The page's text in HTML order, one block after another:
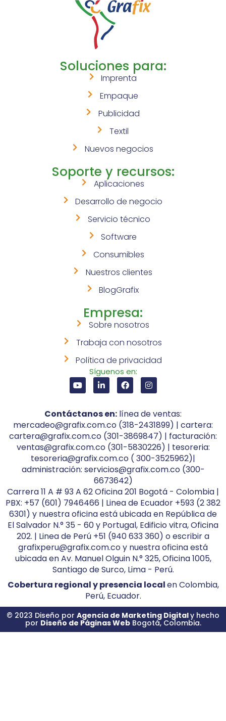
Soluciones para:
Imprenta
Empaque
Publicidad
Textil
Nuevos negocios
Soporte y recursos:
Aplicaciones
Desarrollo de negocio
Servicio técnico
Software
Consumibles
Nuestros clientes
BlogGrafix
Empresa:
Sobre nosotros
Trabaja con nosotros
Política de privacidad
Síguenos en:
Contáctanos en: línea de ventas:
mercadeo@grafix.com.co (318-2431899) | cartera:
cartera@grafix.com.co (301-3869847) | facturación:
ventas@grafix.com.co (301-5830226) | tesoreria:
tesoreria@grafix.com.co ( 300-3525962)|
administración: servicios@grafix.com.co (300-
6673642)
Carrera 11 A # 93 A 62 Oficina 201 Bogotá - Colombia |
PBX: +57 (601) 7946466 | Linea de Ecuador +593 (2 382
6301) y nuestra oficina está ubicada en República de
El Salvador N.° 35 - 60 y Portugal, Edificio vitra, Oficina
202. | Linea de Perú +51 (940 633 360) o escribir a
grafixperu@grafix.com.co y nuestra oficina está
ubicada en Av. Manuel Olguin N.° 325, Oficina 1005,
Santiago de Surco, Lima - Perú.
Cobertura regional y presencia localen Colombia,
Perú, Ecuador.
© 2023 Diseño por Agencia de Marketing Digitaly hecho
por Diseño de Páginas WebBogotá, Colombia.